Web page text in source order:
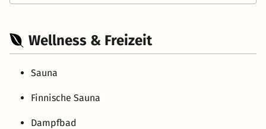
Wellness & Freizeit
Sauna
Finnische Sauna
Dampfbad